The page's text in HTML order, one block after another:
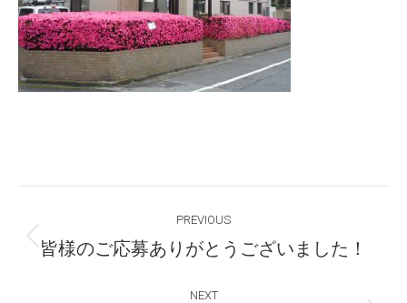
navigation
PREVIOUS
Previous
皆様のご応募ありがとうございました！
NEXT